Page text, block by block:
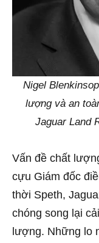
Nigel
lượng và an
Jaguar Land
Vấn đề chất
cựu Giám đốc
thời Speth,
chóng song lại
lượng. Những lo